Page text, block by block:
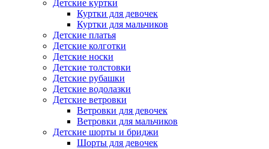
Детские куртки
Куртки для девочек
Куртки для мальчиков
Детские платья
Детские колготки
Детские носки
Детские толстовки
Детские рубашки
Детские водолазки
Детские ветровки
Ветровки для девочек
Ветровки для мальчиков
Детские шорты и бриджи
Шорты для девочек